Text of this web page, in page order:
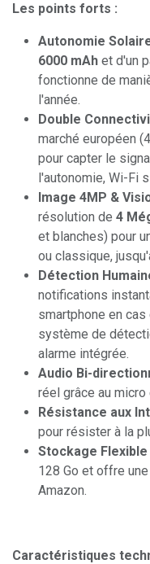
Les points forts :
Autonomie
6000 mAh et d'un
fonctionne de
l'année.
Double
marché européen
pour capter le
l'autonomie, Wi-Fi
Image 4MP &
résolution de 4
et blanches) pour
ou classique,
Détection
notifications
smartphone en
système de
alarme intégrée.
Audio Bi-
réel grâce au
Résistance aux
pour résister à la
Stockage Flexible
128 Go et offre
Amazon.
Caractéristiques